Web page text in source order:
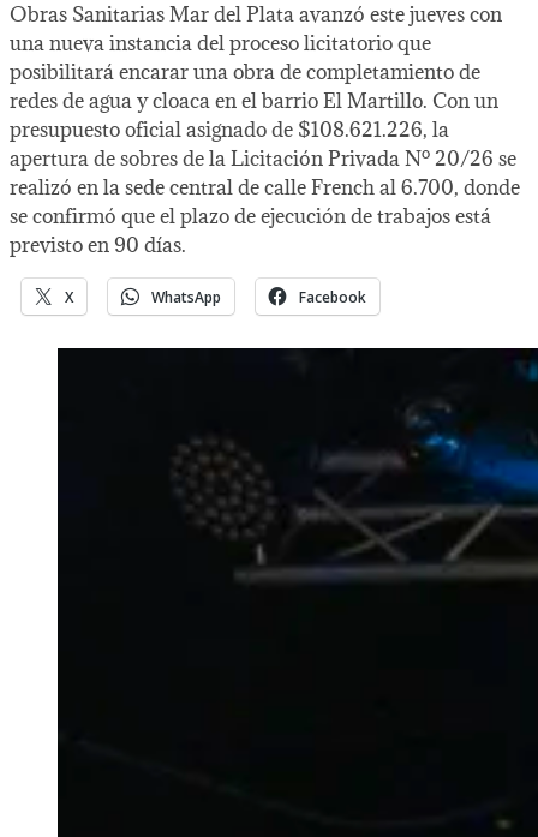
Obras Sanitarias Mar del Plata avanzó este jueves con
una nueva instancia del proceso licitatorio que
posibilitará encarar una obra de completamiento de
redes de agua y cloaca en el barrio El Martillo. Con un
presupuesto oficial asignado de $108.621.226, la
apertura de sobres de la Licitación Privada Nº 20/26 se
realizó en la sede central de calle French al 6.700, donde
se confirmó que el plazo de ejecución de trabajos está
previsto en 90 días.
X WhatsApp Facebook